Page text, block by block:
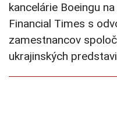
kancelárie Boeingu
Financial Times s
zamestnancov
ukrajinských